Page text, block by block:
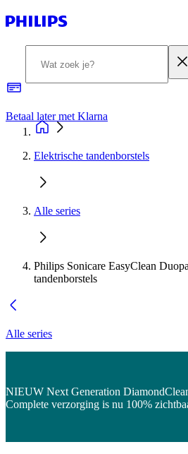
Betaal later met Klarna
Elektrische tandenborstels
Alle series
Philips Sonicare EasyClean
tandenborstels
Alle series
NIEUW Next Generation
Complete verzorging is nu 100%